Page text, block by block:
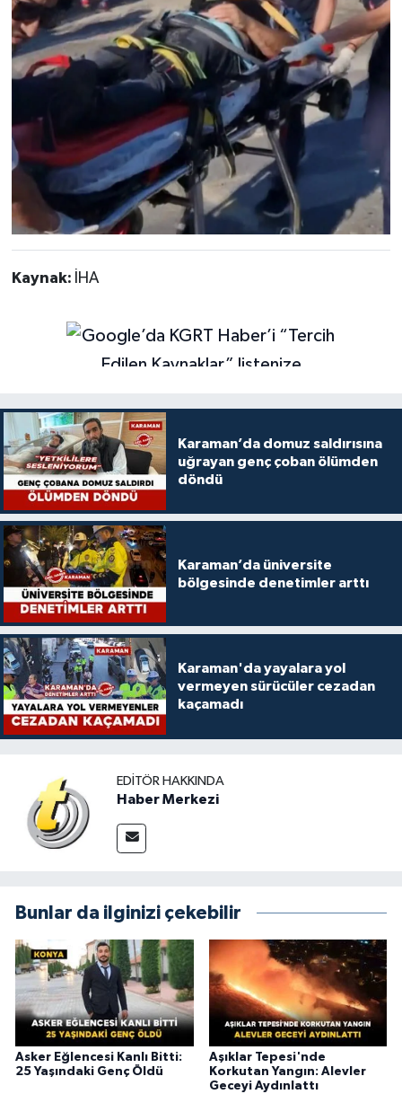
Kaynak: İHA
Karaman’da domuz saldırısına
uğrayan genç çoban ölümden
döndü
Karaman’da üniversite
bölgesinde denetimler arttı
Karaman'da yayalara yol
vermeyen sürücüler cezadan
kaçamadı
EDITÖR HAKKINDA
Haber Merkezi
Bunlar da ilginizi çekebilir
Asker Eğlencesi Kanlı Bitti:
25 Yaşındaki Genç Öldü
Aşıklar Tepesi'nde
Korkutan Yangın: Alevler
Geceyi Aydınlattı